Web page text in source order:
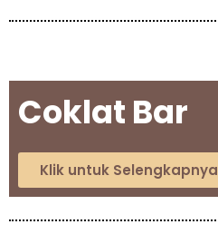
Coklat Bar
Klik untuk Selengkapnya